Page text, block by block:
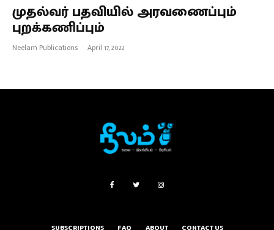
முதல்வர் பதவியில் அரவணைப்பும்
புறக்கணிப்பும்
Neelam Publications · April 17, 2022